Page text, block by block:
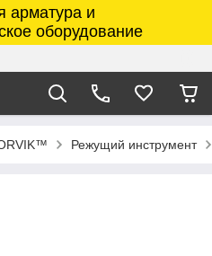
арматура и
оборудование
Режущий инструмент